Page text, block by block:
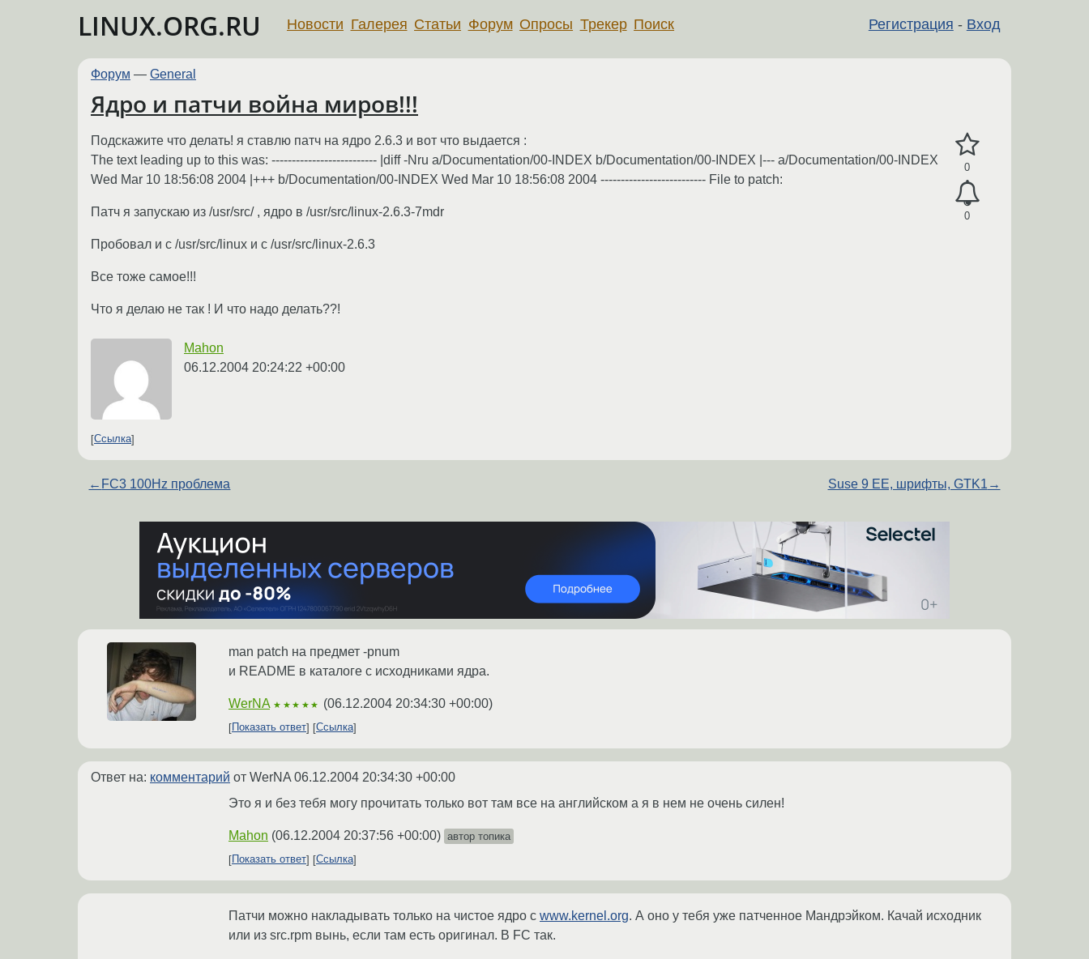
LINUX.ORG.RU Регистрация - Вход
Новости Галерея Статьи Форум Опросы Трекер Поиск
Форум — General
Ядро и патчи война миров!!!
0
0
Подскажите что делать! я ставлю патч на ядро 2.6.3 и вот что выдается :
The text leading up to this was: -------------------------- |diff -Nru a/Documentation/00-INDEX b/Documentation/00-INDEX |--- a/Documentation/00-INDEX
Wed Mar 10 18:56:08 2004 |+++ b/Documentation/00-INDEX Wed Mar 10 18:56:08 2004 -------------------------- File to patch:
Патч я запускаю из /usr/src/ , ядро в /usr/src/linux-2.6.3-7mdr
Пробовал и с /usr/src/linux и с /usr/src/linux-2.6.3
Все тоже самое!!!
Что я делаю не так ! И что надо делать??!
Mahon
06.12.2004 20:24:22 +00:00
Ссылка
← FC3 100Hz проблема Suse 9 EE, шрифты, GTK1 →
man patch на предмет -pnum
и README в каталоге с исходниками ядра.
WerNA ★★★★★ (06.12.2004 20:34:30 +00:00)
Показать ответ Ссылка
Ответ на: комментарий от WerNA 06.12.2004 20:34:30 +00:00
Это я и без тебя могу прочитать только вот там все на английском а я в нем не очень силен!
Mahon (06.12.2004 20:37:56 +00:00) автор топика
Показать ответ
Ссылка
Патчи можно накладывать только на чистое ядро с www.kernel.org. А оно у тебя уже патченное Мандрэйком. Качай исходник
или из src.rpm вынь, если там есть оригинал. В FC так.